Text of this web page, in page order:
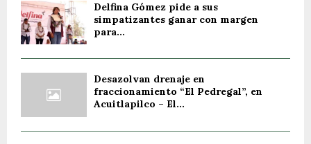
Delfina Gómez pide a sus
simpatizantes ganar con margen
para...
Desazolvan drenaje en
fraccionamiento “El Pedregal”, en
Acuitlapilco – El...